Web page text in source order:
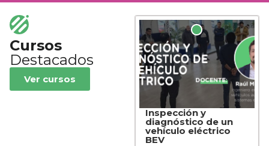
Cursos
Destacados
Ver cursos
Inspección y
diagnóstico de un
vehículo eléctrico
BEV